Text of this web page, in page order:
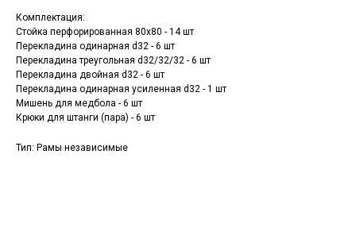
Комплектация:
Стойка перфорированная 80х80 - 14 шт
Перекладина одинарная d32 - 6 шт
Перекладина треугольная d32/32/32 - 6 шт
Перекладина двойная d32 - 6 шт
Перекладина одинарная усиленная d32 - 1 шт
Мишень для медбола - 6 шт
Крюки для штанги (пара) - 6 шт
Тип: Рамы независимые